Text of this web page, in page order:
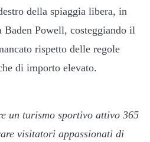
della spiaggia libera, in
Baden Powell, costeggiando il
rispetto delle regole
di importo elevato.
un turismo sportivo attivo 365
visitatori appassionati di